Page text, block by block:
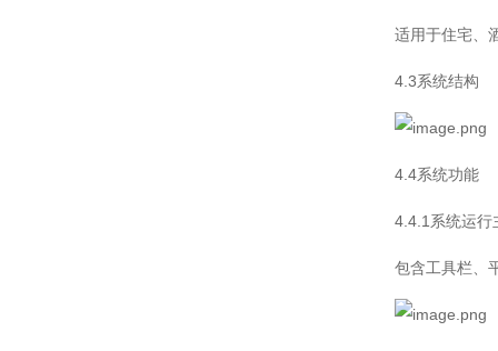
适用于住宅、
4.3系统结构
4.4系统功能
4.4.1系统运行
包含工具栏、